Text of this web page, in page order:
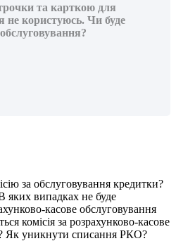
та карткою для
не користуюсь. Чи буде
ісію за обслуговування кредитки?
яких випадках не буде
хунково-касове обслуговування
ться комісія за розрахунково-касове
Як уникнути списання РКО?